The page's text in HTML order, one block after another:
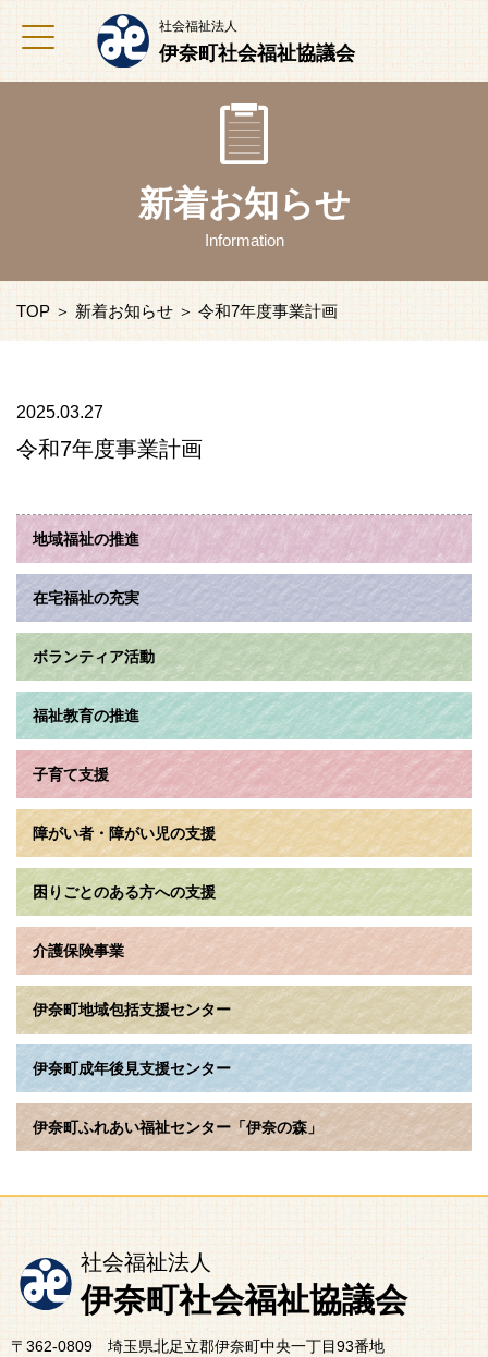
社会福祉法人
伊奈町社会福祉協議会
新着お知らせ
Information
TOP＞ 新着お知らせ ＞ 令和7年度事業計画
2025.03.27
令和7年度事業計画
地域福祉の推進
在宅福祉の充実
ボランティア活動
福祉教育の推進
子育て支援
障がい者・障がい児の支援
困りごとのある方への支援
介護保険事業
伊奈町地域包括支援センター
伊奈町成年後見支援センター
伊奈町ふれあい福祉センター「伊奈の森」
社会福祉法人
伊奈町社会福祉協議会
〒362-0809 埼玉県北足立郡伊奈町中央一丁目93番地